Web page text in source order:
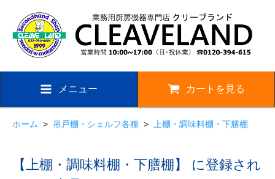
メニュー カートを見る
ホーム > 吊戸棚・シェルフ各種 > 上棚・調味料棚・下膳棚
【上棚・調味料棚・下膳棚】 に登録され